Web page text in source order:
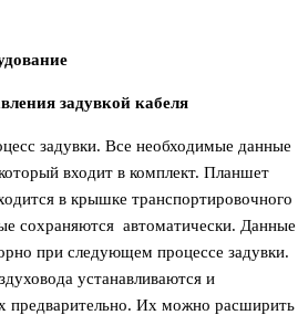
задувкой кабеля
задувки. Все необходимые данные
входит в комплект. Планшет
в крышке транспортировочного
сохраняются автоматически. Данные
при следующем процессе задувки.
устанавливаются и
предварительно. Их можно расширить